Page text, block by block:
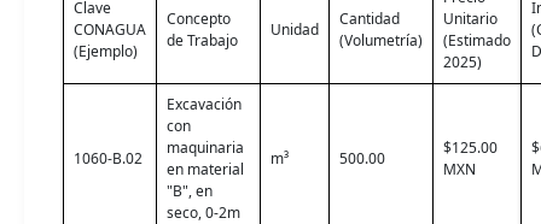
Clave
CONAGUA
(Ejemplo)
Concepto
de Trabajo
Unidad
Cantidad
(Volumetría)
Unitario
(Estimado
2025)
1060-B.02
Excavación
con
maquinaria
en material
"B", en
seco, 0-2m
m³ 500.00
$125.00
MXN